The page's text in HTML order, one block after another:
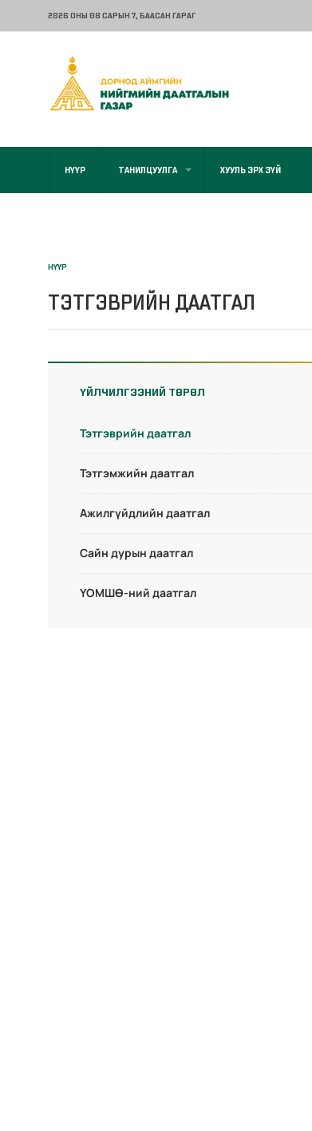
2026 ОНЫ 08 САРЫН 7, БААСАН ГАРАГ
НҮҮР ТАНИЛЦУУЛГА ХУУЛЬ ЭРХ ЗҮЙ
НҮҮР
ТЭТГЭВРИЙН ДААТГАЛ
ҮЙЛЧИЛГЭЭНИЙ ТӨРӨЛ
Тэтгэврийн даатгал
Тэтгэмжийн даатгал
Ажилгүйдлийн даатгал
Сайн дурын даатгал
ҮОМШӨ-ний даатгал